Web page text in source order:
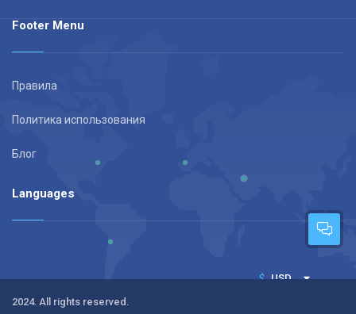
Footer Menu
Правила
Политика использования
Блог
Languages
$
USD
2024. All rights reserved.